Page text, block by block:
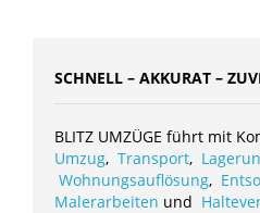
SCHNELL – AKKURAT –
BLITZ UMZÜGE führt mit
Umzug, Transport,
Wohnungsauflösung,
Malerarbeiten und